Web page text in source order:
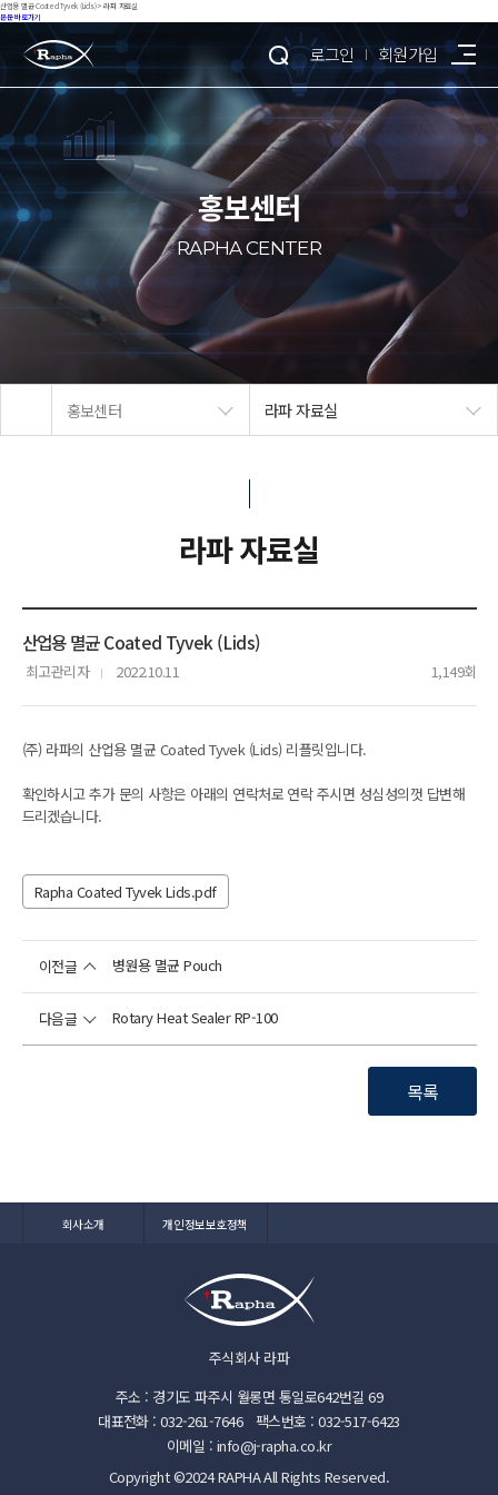
산업용 멸균 Coated Tyvek (Lids) > 라파 자료실
본문 바로가기
회사소개
제품소개
홍보센터
인재채용
고객센터
로그인 회원가입
홍보센터
RAPHA CENTER
홍보센터 라파 자료실
라파 자료실
산업용 멸균 Coated Tyvek (Lids)
최고관리자 2022.10.11 1,149회
(주) 라파의 산업용 멸균 Coated Tyvek (Lids) 리플릿입니다.
확인하시고 추가 문의 사항은 아래의 연락처로 연락 주시면 성심성의껏 답변해
드리겠습니다.
Rapha Coated Tyvek Lids.pdf
이전글 병원용 멸균 Pouch
다음글 Rotary Heat Sealer RP-100
목록
회사소개 개인정보보호정책
주식회사 라파
주소 : 경기도 파주시 월롱면 통일로642번길 69
대표전화 : 032-261-7646
팩스번호 : 032-517-6423
이메일 : info@j-rapha.co.kr
Copyright ©2024 RAPHA All Rights Reserved.